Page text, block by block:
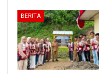
BERITA